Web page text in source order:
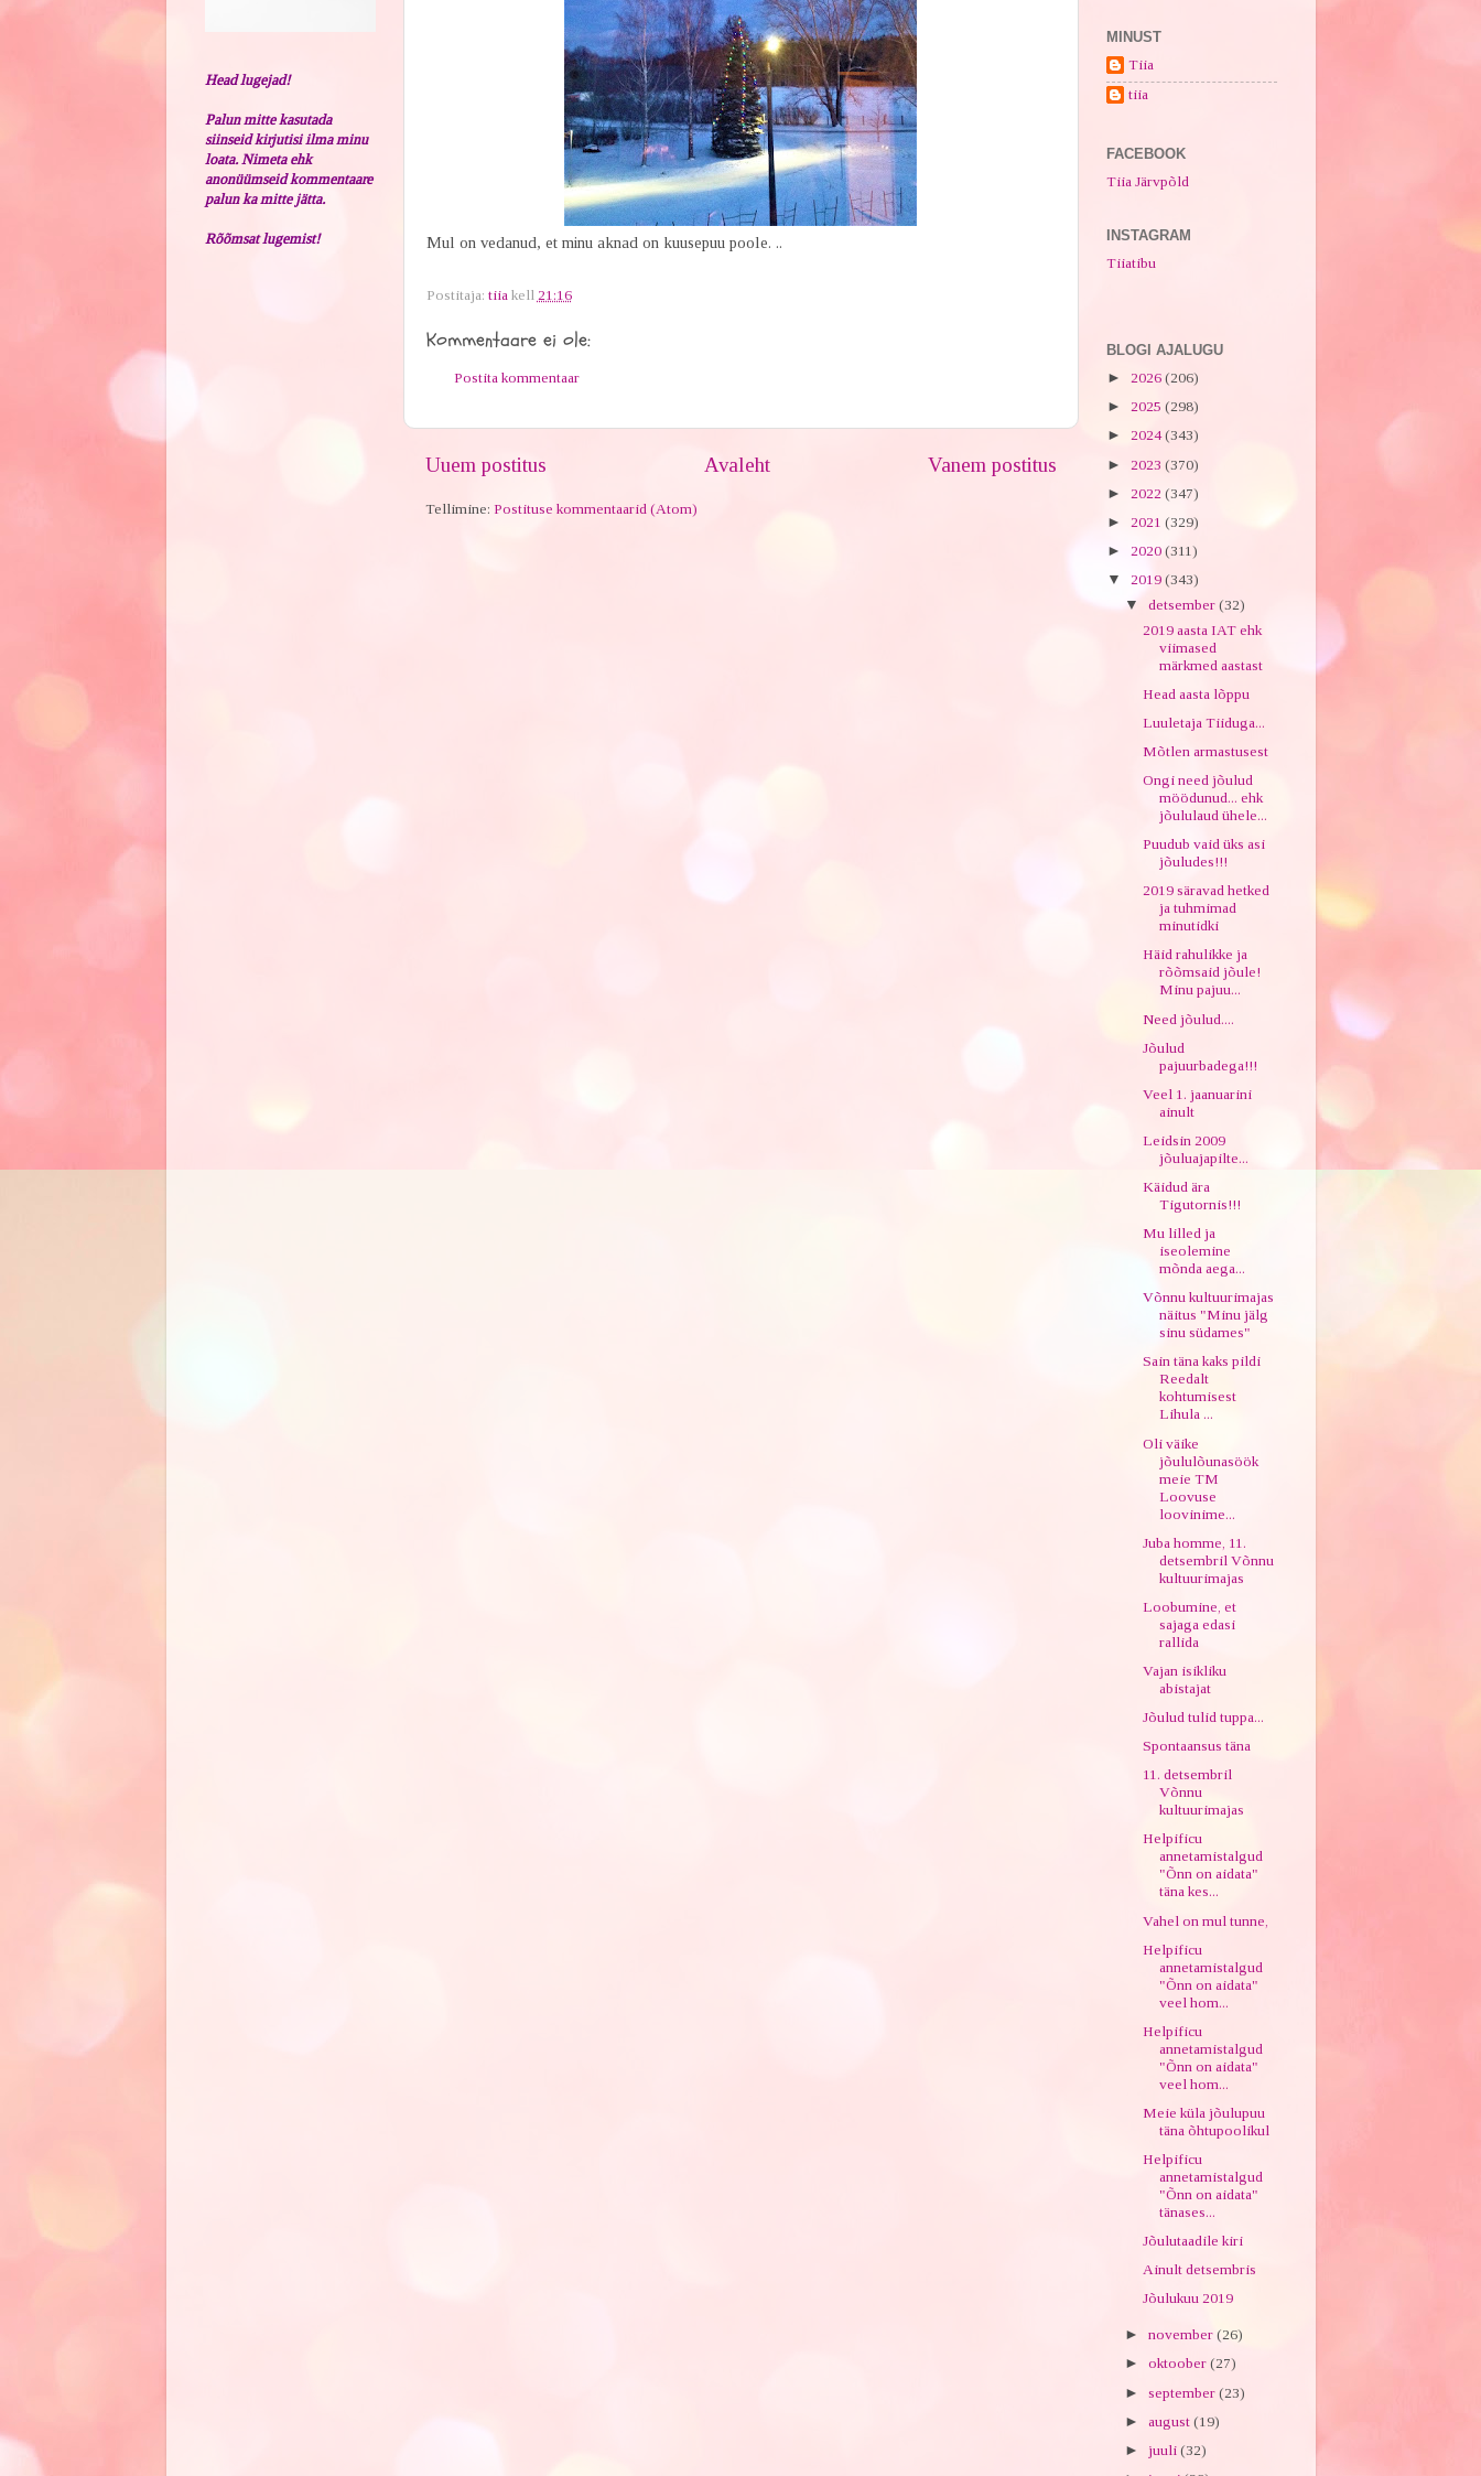
Mul on vedanud, et minu aknad on kuusepuu poole. ..
Postitaja: tiia kell 21:16
Kommentaare ei ole:
Postita kommentaar
Uuem postitus Vanem postitus
Avaleht
Tellimine: Postituse kommentaarid (Atom)
Head lugejad!
Palun mitte kasutada
siinseid kirjutisi ilma minu
loata. Nimeta ehk
anonüümseid kommentaare
palun ka mitte jätta.
Rõõmsat lugemist!
MINUST
Tiia
tiia
FACEBOOK
Tiia Järvpõld
INSTAGRAM
Tiiatibu
BLOGI AJALUGU
► 2026 (206)
► 2025 (298)
► 2024(343)
► 2023 (370)
► 2022 (347)
► 2021 (329)
► 2020 (311)
▼ 2019 (343)
▼ detsember (32)
2019 aasta IAT ehk
viimased
märkmed aastast
Head aasta lõppu
Luuletaja Tiiduga...
Mõtlen armastusest
Ongi need jõulud
möödunud... ehk
jõululaud ühele...
Puudub vaid üks asi
jõuludes!!!
2019 säravad hetked
ja tuhmimad
minutidki
Häid rahulikke ja
rõõmsaid jõule!
Minu pajuu...
Need jõulud....
Jõulud
pajuurbadega!!!
Veel 1. jaanuarini
ainult
Leidsin 2009
jõuluajapilte...
Käidud ära
Tigutornis!!!
Mu lilled ja
iseolemine
mõnda aega...
Võnnu kultuurimajas
näitus "Minu jälg
sinu südames"
Sain täna kaks pildi
Reedalt
kohtumisest
Lihula ...
Oli väike
jõululõunasöök
meie TM
Loovuse
loovinime...
Juba homme, 11.
detsembril Võnnu
kultuurimajas
Loobumine, et
sajaga edasi
rallida
Vajan isikliku
abistajat
Jõulud tulid tuppa...
Spontaansus täna
11. detsembril
Võnnu
kultuurimajas
Helpificu
annetamistalgud
"Õnn on aidata"
täna kes...
Vahel on mul tunne,
Helpificu
annetamistalgud
"Õnn on aidata"
veel hom...
Helpificu
annetamistalgud
"Õnn on aidata"
veel hom...
Meie küla jõulupuu
täna õhtupoolikul
Helpificu
annetamistalgud
"Õnn on aidata"
tänases...
Jõulutaadile kiri
Ainult detsembris
Jõulukuu 2019
► november (26)
► oktoober (27)
► september (23)
► august (19)
► juuli (32)